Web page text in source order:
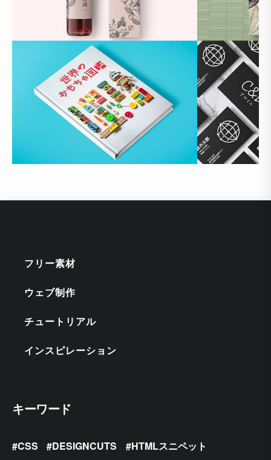
フリー素材
ウェブ制作
チュートリアル
インスピレーション
キーワード
CSS DESIGNCUTS
HTMLスニペット